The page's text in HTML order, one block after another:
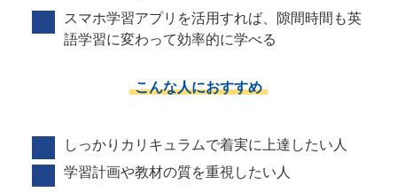
スマホ学習アプリを活用すれば、隙間時間も英
語学習に変わって効率的に学べる
こんな人におすすめ
しっかりカリキュラムで着実に上達したい人
学習計画や教材の質を重視したい人